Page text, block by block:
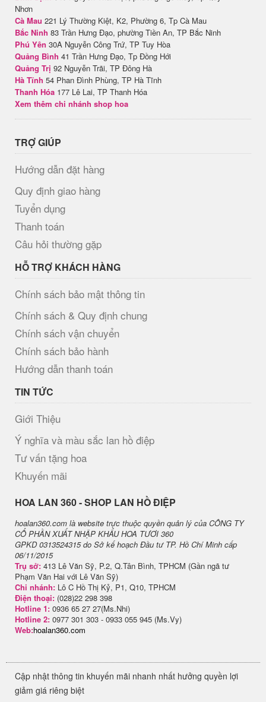
Nhơn
Cà Mau 221 Lý Thường Kiệt, K2, Phường 6, Tp Cà Mau
Bắc Ninh 83 Trần Hưng Đạo, phường Tiền An, TP Bắc Ninh
Phú Yên 30A Nguyễn Công Trứ, TP Tuy Hòa
Quảng Bình 41 Trần Hưng Đạo, Tp Đồng Hới
Quảng Trị 92 Nguyễn Trãi, TP Đông Hà
Hà Tĩnh 54 Phan Đình Phùng, TP Hà Tĩnh
Thanh Hóa 177 Lê Lai, TP Thanh Hóa
Xem thêm chi nhánh shop hoa
TRỢ GIÚP
Hướng dẫn đặt hàng
Quy định giao hàng
Tuyển dụng
Thanh toán
Câu hỏi thường gặp
HỖ TRỢ KHÁCH HÀNG
Chính sách bảo mật thông tin
Chính sách & Quy định chung
Chính sách vận chuyển
Chính sách bảo hành
Hướng dẫn thanh toán
TIN TỨC
Giới Thiệu
Ý nghĩa và màu sắc lan hồ điệp
Tư vấn tặng hoa
Khuyến mãi
H​OA LAN 360 - SHOP LAN HỒ ĐIỆP
hoalan360.com là website trực thuộc quyền quản lý của CÔNG TY
CỔ PHẦN XUẤT NHẬP KHẨU HOA TƯƠI 360
GPKD 0313524315 do Sở kế hoạch Đầu tư TP. Hồ Chí Minh cấp
06/11/2015
Trụ sở: 413 Lê Văn Sỹ, P.2, Q.Tân Bình, TPHCM (Gần ngã tư
Phạm Văn Hai với Lê Văn Sỹ)
Chi nhánh: Lô C Hồ Thị Kỷ, P1, Q10, TPHCM
Điện thoại: (028)22 298 398
Hotline 1: 0936 65 27 27(Ms.Nhi)
Hotline 2: 0977 301 303 - 0933 055 945 (Ms.Vy)
Web:hoalan360.com
Cập nhật thông tin khuyến mãi nhanh nhất hưởng quyền lợi
giảm giá riêng biệt